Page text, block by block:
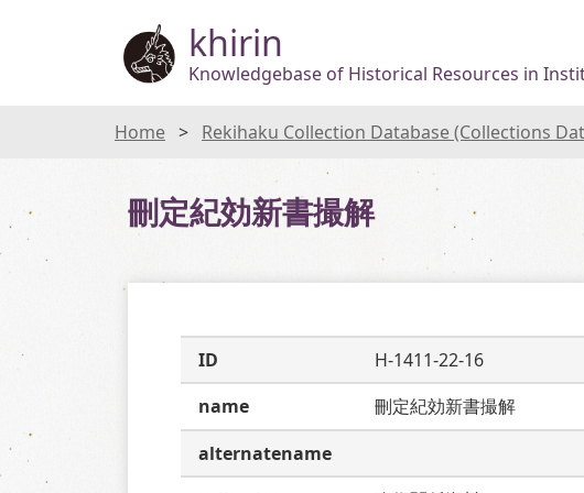
khirin
Knowledgebase of Historical Resources in
Home Rekihaku Collection Database (Collections
刪定紀効新書撮解
ID
H-1411-22-16
name
刪定紀効新書撮解
alternatename